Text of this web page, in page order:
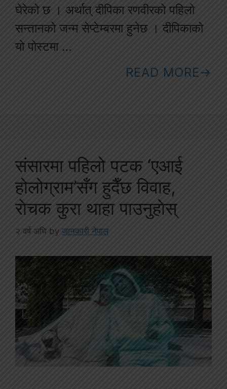
घेरेको छ । अर्थात् दीपिका रणवीरको पहिलो
सन्तानको जन्म सेप्टेम्बरमा हुनेछ । दीपिकाको
यो पोस्टमा …
READ MORE
संसारमा पहिलो पटक ‘एआई
होलोग्राम’सँग हुदैँछ विवाह,
राेचक कुरा थाहा पाउनुहाेस्
२ वर्ष अघि by जानकारी नेपाल